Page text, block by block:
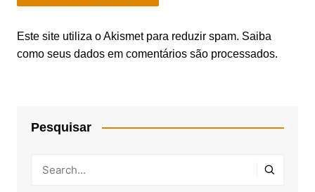
Este site utiliza o Akismet para reduzir spam. Saiba
como seus dados em comentários são processados.
Pesquisar